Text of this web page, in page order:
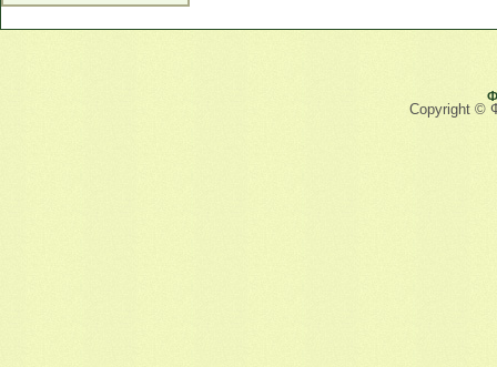
Copyright ©